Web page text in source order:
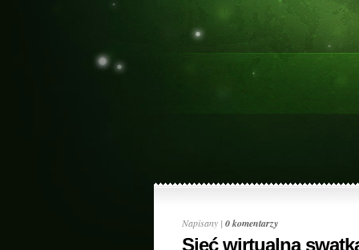
Napisany | 0 komentarzy
Sieć wirtualną